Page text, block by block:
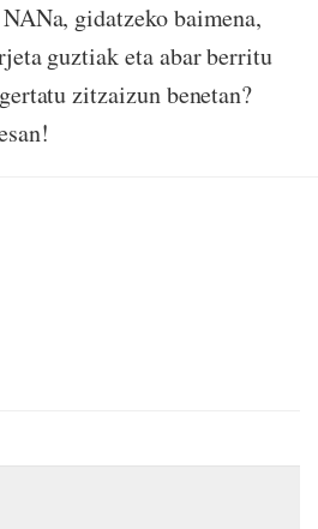
gidatzeko baimena,
guztiak eta abar berritu
zitzaizun benetan?